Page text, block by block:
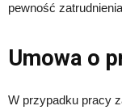
pewność
Umowa o
W przypadku pracy